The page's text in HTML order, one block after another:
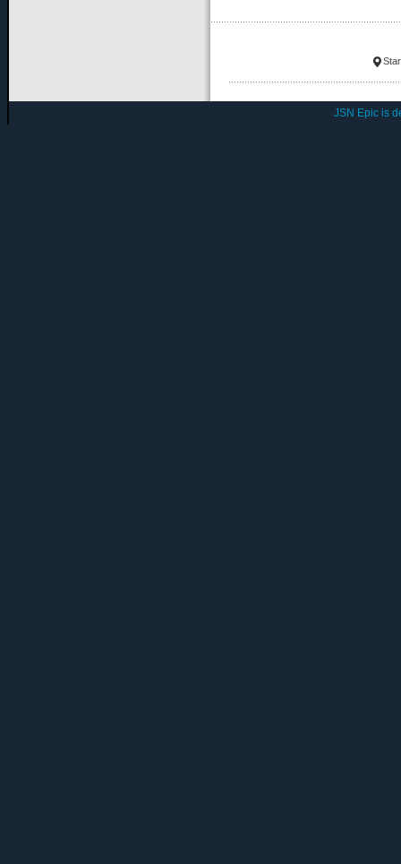
JSN Epic is